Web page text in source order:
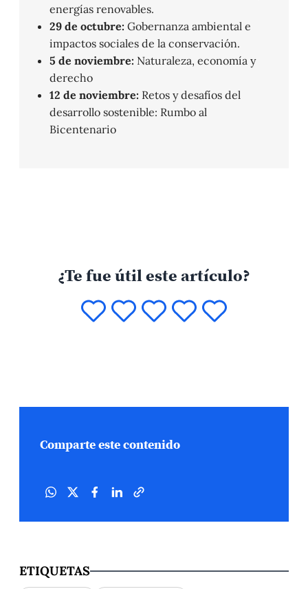
energías renovables.
29 de octubre: Gobernanza ambiental e
impactos sociales de la conservación.
5 de noviembre: Naturaleza, economía y
derecho
12 de noviembre: Retos y desafíos del
desarrollo sostenible: Rumbo al
Bicentenario
¿Te fue útil este artículo?
Comparte este contenido
ETIQUETAS